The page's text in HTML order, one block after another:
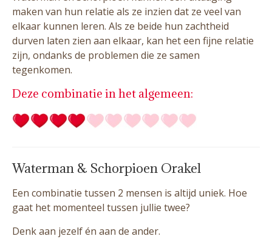
maken van hun relatie als ze inzien dat ze veel van
elkaar kunnen leren. Als ze beide hun zachtheid
durven laten zien aan elkaar, kan het een fijne relatie
zijn, ondanks de problemen die ze samen
tegenkomen.
Deze combinatie in het algemeen:
Waterman & Schorpioen Orakel
Een combinatie tussen 2 mensen is altijd uniek. Hoe
gaat het momenteel tussen jullie twee?
Denk aan jezelf én aan de ander.